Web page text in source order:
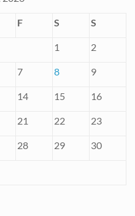
F S S
1 2
7 8 9
14 15 16
21 22 23
28 29 30